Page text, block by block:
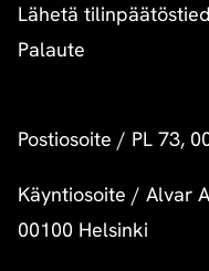
Lähetä
Palaute
Postiosoite / PL 73,
Käyntiosoite / Alvar
00100 Helsinki